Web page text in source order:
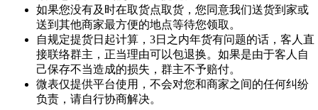
如果您没有及时在取货点取货，您同意我们送货到家或
送到其他商家最方便的地点等待您领取。
自规定提货日起计算，3日之内年货有问题的话，客人直
接联络群主，正当理由可以包退换。如果是由于客人自
己保存不当造成的损失，群主不予赔付。
微表仅提供平台使用，不会对您和商家之间的任何纠纷
负责，请自行协商解决。